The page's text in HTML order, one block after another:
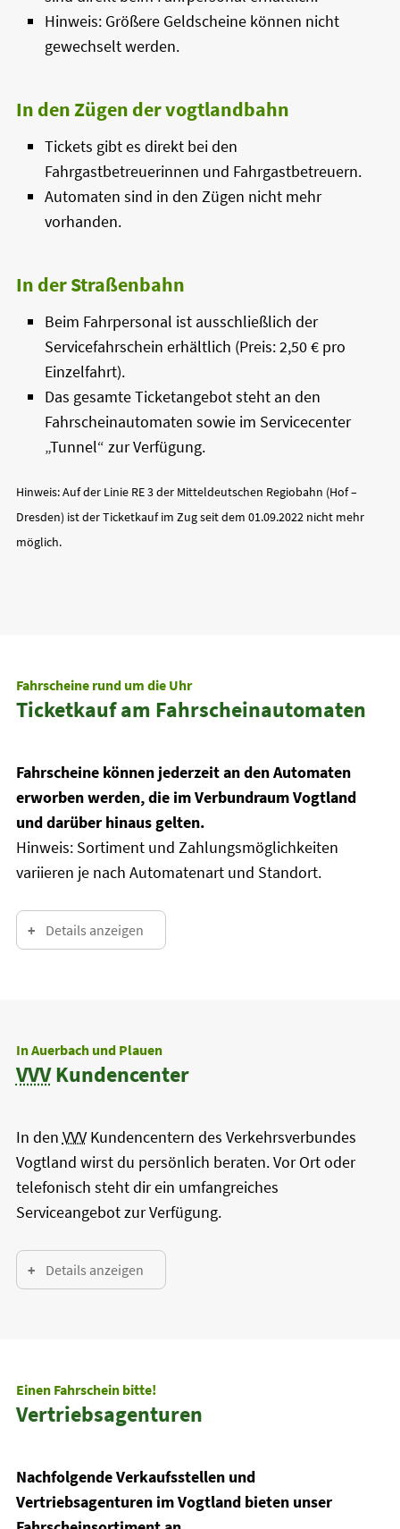
Hinweis: Größere Geldscheine können nicht
gewechselt werden.
In den Zügen der vogtlandbahn
Tickets gibt es direkt bei den
Fahrgastbetreuerinnen und Fahrgastbetreuern.
Automaten sind in den Zügen nicht mehr
vorhanden.
In der Straßenbahn
Beim Fahrpersonal ist ausschließlich der
Servicefahrschein erhältlich (Preis: 2,50 € pro
Einzelfahrt).
Das gesamte Ticketangebot steht an den
Fahrscheinautomaten sowie im Servicecenter
„Tunnel“ zur Verfügung.
Hinweis: Auf der Linie RE 3 der Mitteldeutschen Regiobahn (Hof –
Dresden) ist der Ticketkauf im Zug seit dem 01.09.2022 nicht mehr
möglich.
Fahrscheine rund um die Uhr
Ticketkauf am Fahrscheinautomaten
Fahrscheine können jederzeit an den Automaten
erworben werden, die im Verbundraum Vogtland
und darüber hinaus gelten.
Hinweis: Sortiment und Zahlungsmöglichkeiten
variieren je nach Automatenart und Standort.
Details anzeigen
In Auerbach und Plauen
VVVKundencenter
In den VVVKundencentern des Verkehrsverbundes
Vogtland wirst du persönlich beraten. Vor Ort oder
telefonisch steht dir ein umfangreiches
Serviceangebot zur Verfügung.
Details anzeigen
Einen Fahrschein bitte!
Vertriebsagenturen
Nachfolgende Verkaufsstellen und
Vertriebsagenturen im Vogtland bieten unser